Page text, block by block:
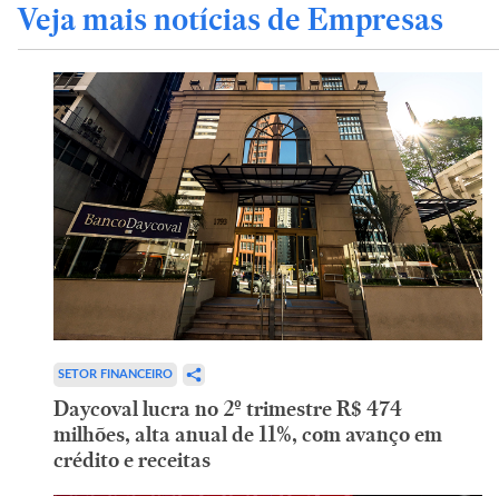
Veja mais notícias de Empresas
SETOR FINANCEIRO
Daycoval lucra no 2º trimestre R$ 474
milhões, alta anual de 11%, com avanço em
crédito e receitas